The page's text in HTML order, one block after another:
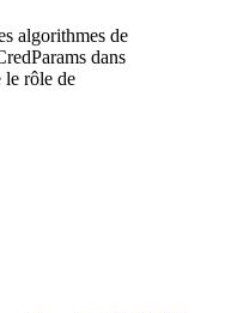
algorithmes de
dans
le rôle de